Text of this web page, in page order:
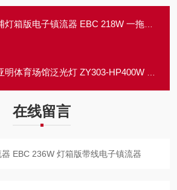
箱版电子镇流器 EBC 218W 一拖二广告版镇流器
体育场馆泛光灯 ZY303-HP400W 篮球场投光灯
在线留言